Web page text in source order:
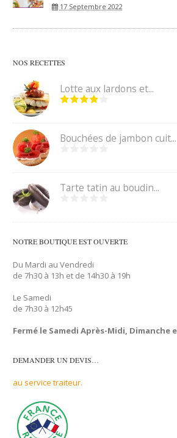
17 Septembre 2022
NOS RECETTES
Lotte aux lardons et...
Bouchées de jambon cuit...
Tarte tatin au boudin...
NOTRE BOUTIQUE EST OUVERTE
Du Mardi au Vendredi
de 7h30 à 13h et de 14h30 à 19h
Le Samedi
de 7h30 à 12h45
Fermé le Samedi Après-Midi, Dimanche
DEMANDER UN DEVIS…
au service traiteur.